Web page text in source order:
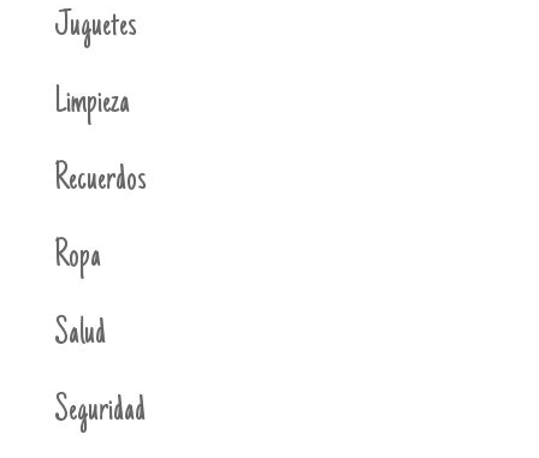
Juguetes
Limpieza
Recuerdos
Ropa
Salud
Seguridad